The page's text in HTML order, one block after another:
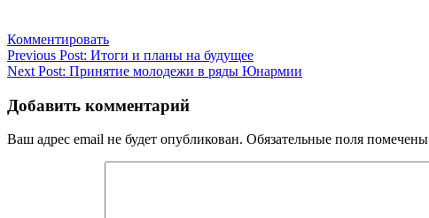
Комментировать
Навигация
по
записям
Previous Post: Итоги и планы на будущее
Next Post: Принятие молодежи в ряды Юнармии
Добавить комментарий
Ваш адрес email не будет опубликован. Обязательные поля помечены